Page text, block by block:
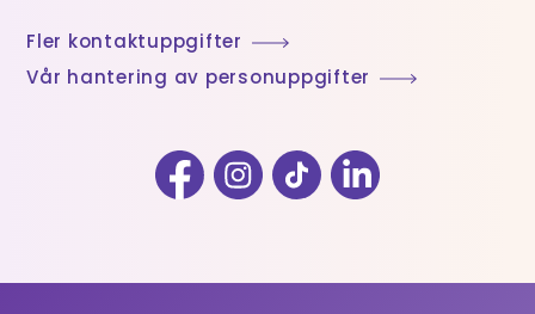
Fler kontaktuppgifter
Vår hantering av personuppgifter
FacebookInstagramTikTok LinkedIn